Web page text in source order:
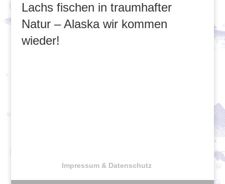
Lachs fischen in traumhafter
Natur – Alaska wir kommen
wieder!
Impressum & Datenschutz